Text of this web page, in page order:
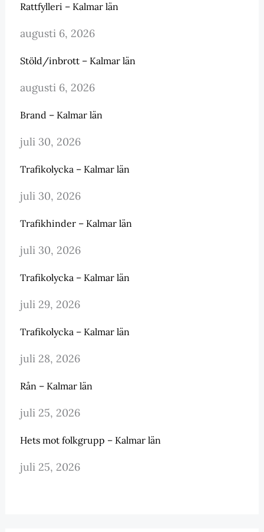
Rattfylleri – Kalmar län
augusti 6, 2026
Stöld/inbrott – Kalmar län
augusti 6, 2026
Brand – Kalmar län
juli 30, 2026
Trafikolycka – Kalmar län
juli 30, 2026
Trafikhinder – Kalmar län
juli 30, 2026
Trafikolycka – Kalmar län
juli 29, 2026
Trafikolycka – Kalmar län
juli 28, 2026
Rån – Kalmar län
juli 25, 2026
Hets mot folkgrupp – Kalmar län
juli 25, 2026